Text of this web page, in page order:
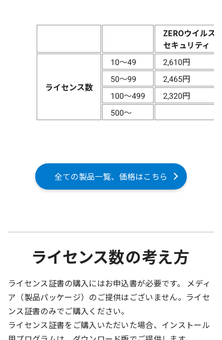
ZEROウイルス
セキュリティ
ライセンス数
10〜49
2,610円
50〜99
2,465円
100〜499
2,320円
500〜
全ての製品一覧、価格はこちら
ライセンス数の考え方
ライセンス証書の購入にはお申込書が必要です。 メディ
ア（製品パッケージ）のご提供はございません。ライセ
ンス証書のみでご購入ください。
ライセンス証書をご購入いただいた場合、インストール